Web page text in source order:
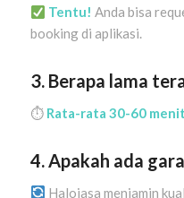
Tentu! Anda bisa
booking di aplikasi.
3. Berapa lama
⏱ Rata-rata 30-60 menit
4. Apakah ada
Halojasa menjamin